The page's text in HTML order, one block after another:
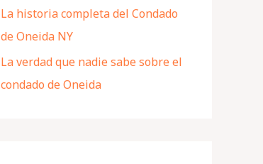
La historia completa del Condado
de Oneida NY
La verdad que nadie sabe sobre el
condado de Oneida